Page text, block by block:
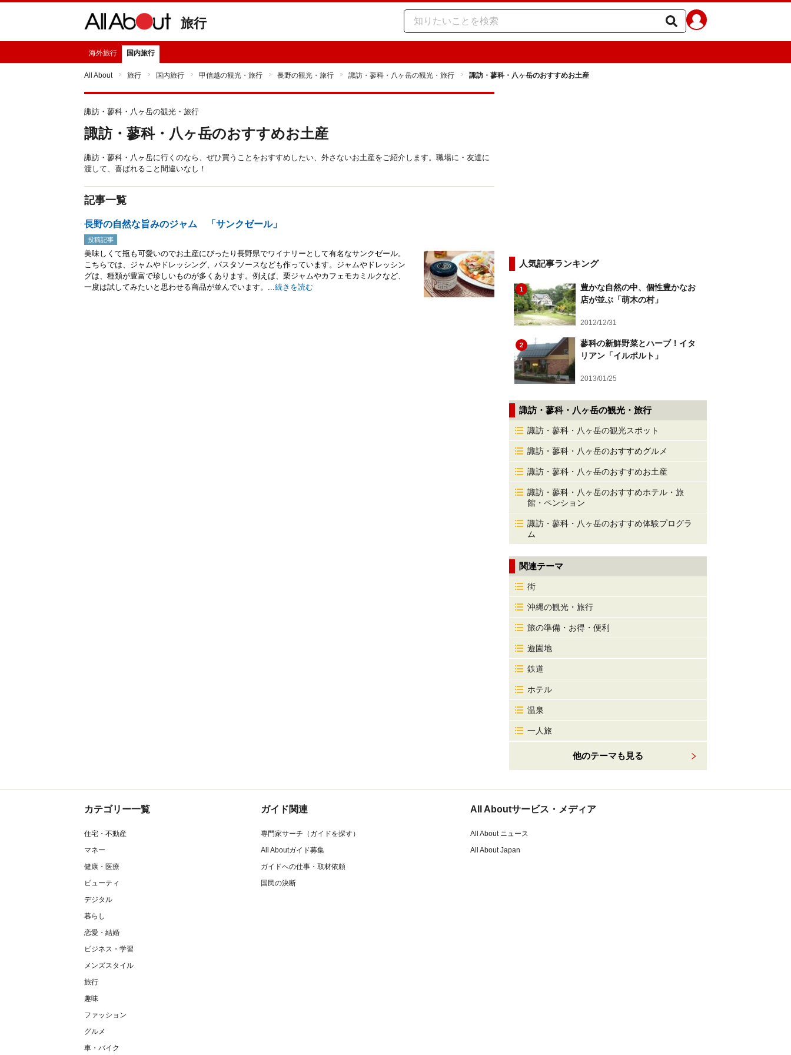
旅行
海外旅行 国内旅行
All About 旅行 国内旅行 甲信越の観光・旅行 長野の観光・旅行 諏訪・蓼科・八ヶ岳の観光・旅行 諏訪・蓼科・八ヶ岳のおすすめお土産
諏訪・蓼科・八ヶ岳の観光・旅行
諏訪・蓼科・八ヶ岳のおすすめお土産
諏訪・蓼科・八ヶ岳に行くのなら、ぜひ買うことをおすすめしたい、外さないお土産をご紹介します。職場に・友達に
渡して、喜ばれること間違いなし！
記事一覧
長野の自然な旨みのジャム 「サンクゼール」
投稿記事
美味しくて瓶も可愛いのでお土産にぴったり長野県でワイナリーとして有名なサンクゼール。
こちらでは、ジャムやドレッシング、パスタソースなども作っています。ジャムやドレッシン
グは、種類が豊富で珍しいものが多くあります。例えば、栗ジャムやカフェモカミルクなど、
一度は試してみたいと思わせる商品が並んでいます。...続きを読む
人気記事ランキング
1
豊かな自然の中、個性豊かなお
店が並ぶ「萌木の村」
2012/12/31
2
蓼科の新鮮野菜とハーブ！イタ
リアン「イルポルト」
2013/01/25
諏訪・蓼科・八ヶ岳の観光・旅行
諏訪・蓼科・八ヶ岳の観光スポット
諏訪・蓼科・八ヶ岳のおすすめグルメ
諏訪・蓼科・八ヶ岳のおすすめお土産
諏訪・蓼科・八ヶ岳のおすすめホテル・旅
館・ペンション
諏訪・蓼科・八ヶ岳のおすすめ体験プログラ
ム
関連テーマ
街
沖縄の観光・旅行
旅の準備・お得・便利
遊園地
鉄道
ホテル
温泉
一人旅
他のテーマも見る
カテゴリー一覧
住宅・不動産
マネー
健康・医療
ビューティ
デジタル
暮らし
恋愛・結婚
ビジネス・学習
メンズスタイル
旅行
趣味
ファッション
グルメ
車・バイク
ガイド関連
専門家サーチ（ガイドを探す）
All Aboutガイド募集
ガイドへの仕事・取材依頼
国民の決断
All Aboutサービス・メディア
All About ニュース
All About Japan